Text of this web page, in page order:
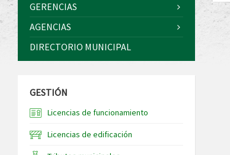
GERENCIAS
AGENCIAS
DIRECTORIO MUNICIPAL
GESTIÓN
Licencias de funcionamiento
Licencias de edificación